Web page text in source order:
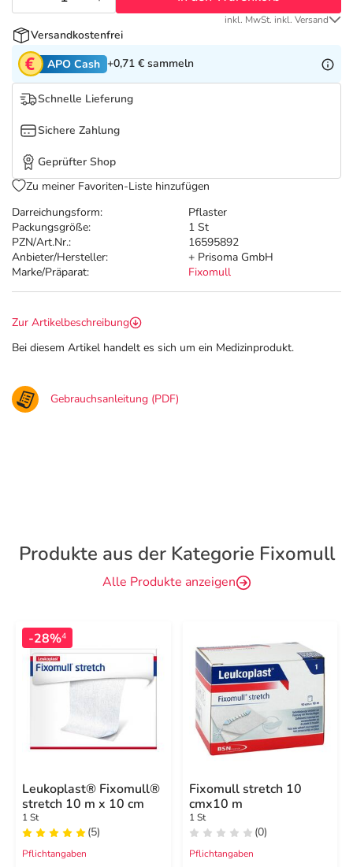
Tierapotheke
Vitamine & Mineralstoffe
Marken
Salus Deals
Darreichungsform:
Pflaster
Packungsgröße:
1 St
PZN/Art.Nr.:
16595892
Anbieter/Hersteller:
+ Prisoma GmbH
Marke/Präparat:
Fixomull
inkl. MwSt. inkl. Versand
Versandkostenfrei
APO Cash +0,71 € sammeln
Schnelle Lieferung
Sichere Zahlung
Geprüfter Shop
Zu meiner Favoriten-Liste hinzufügen
Zur Artikelbeschreibung
Bei diesem Artikel handelt es sich um ein Medizinprodukt.
Gebrauchsanleitung (PDF)
Produkte aus der Kategorie Fixomull
Alle Produkte anzeigen
-28%4
Leukoplast® Fixomull®
stretch 10 m x 10 cm
1 St
(5)
Pflichtangaben
Fixomull stretch 10
cmx10 m
1 St
(0)
Pflichtangaben